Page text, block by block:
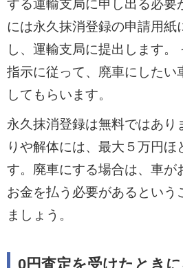
する運輸支局に申し出る必要
には永久抹消登録の申請用紙
し、運輸支局に提出します。
指示に従って、廃車にしたい
してもらいます。
永久抹消登録は無料ではあり
りや解体には、最大５万円ほ
す。廃車にする場合は、車が
お金を払う必要があるという
ましょう。